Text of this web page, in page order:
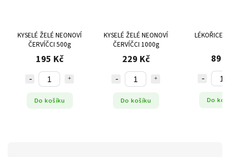
KYSELÉ ŽELÉ NEONOVÍ
ČERVÍČCI 500g
195 Kč
Do košíku
KYSELÉ ŽELÉ NEONOVÍ
ČERVÍČCI 1000g
229 Kč
Do košíku
LÉKOŘICE
89
Do